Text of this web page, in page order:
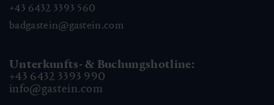
+43 6432 3393 560
badgastein@gastein.com
Unterkunfts- & Buchungshotline:
+43 6432 3393 990
info@gastein.com